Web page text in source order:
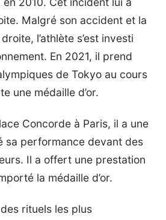
Malgré son accident et la
l’athlète s’est investi
En 2021, il prend
de Tokyo au cours
une médaille d’or.
Concorde à Paris, il a une
sa performance devant des
Il a offert une prestation
la médaille d’or.
rituels les plus